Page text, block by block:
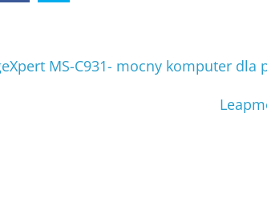
MS-C931- mocny komputer dla